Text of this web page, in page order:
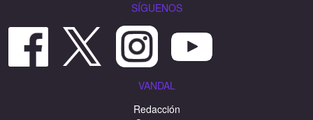
SÍGUENOS
VANDAL
Redacción